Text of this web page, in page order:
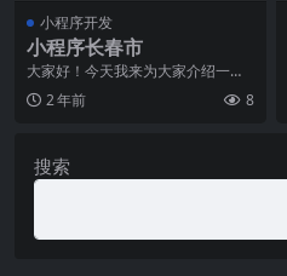
小程序开发
小程序长春市
大家好！今天我来为大家介绍一下
小程序在长春市的应用情况。小程
序作为一种新兴的移动
2 年前 8
搜索